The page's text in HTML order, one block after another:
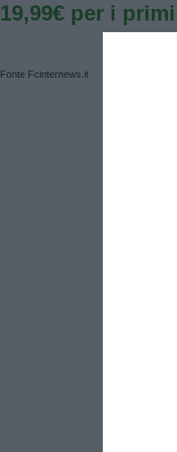
19,99€ per i
Fonte Fcinternews.it